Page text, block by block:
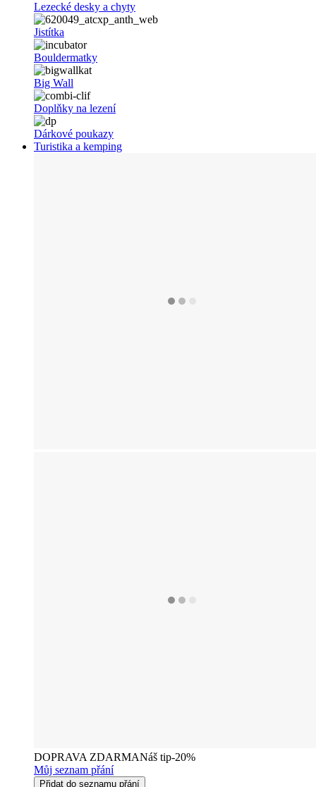
Lezecké desky a chyty
Jistítka
Bouldermatky
Big Wall
Doplňky na lezení
Dárkové poukazy
Turistika a kemping
DOPRAVA ZDARMANáš tip-20%
Můj seznam přání
Přidat do seznamu přání